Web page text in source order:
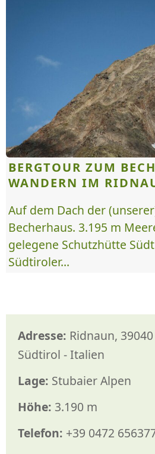
Adresse: Ridnaun,
Südtirol - Italien
Lage: Stubaier Alpen
Höhe: 3.190 m
Telefon: +39 0472
BERGTOUR ZUM
WANDERN IM
Auf dem Dach der
Becherhaus. 3.195 m
gelegene Schutzhütte
Südtiroler...